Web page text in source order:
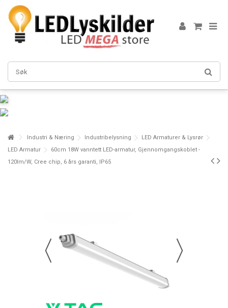
Industri & Næring Industribelysning
LED Armaturer & Lysrør
LED Armatur
60cm 18W vanntett LED-armatur, Gjennomgangskoblet -
120lm/W, Cree chip, 6 års garanti, IP65